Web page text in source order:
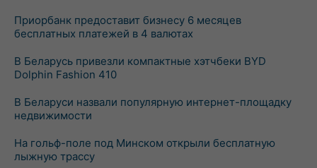
Приорбанк предоставит бизнесу 6 месяцев
бесплатных платежей в 4 валютах
В Беларусь привезли компактные хэтчбеки BYD
Dolphin Fashion 410
В Беларуси назвали популярную интернет-площадку
недвижимости
На гольф-поле под Минском открыли бесплатную
лыжную трассу